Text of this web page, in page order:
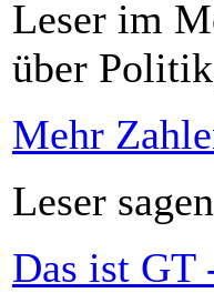
Leser im
über
Mehr
Leser
Das ist GT